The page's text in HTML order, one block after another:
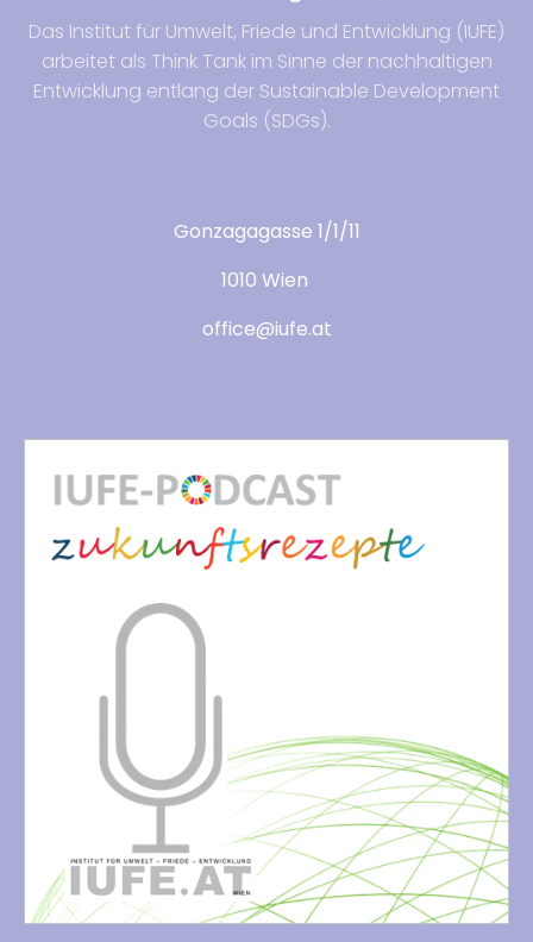
Das Institut für Umwelt, Friede und Entwicklung (IUFE)
arbeitet als Think Tank im Sinne der nachhaltigen
Entwicklung entlang der Sustainable Development
Goals (SDGs).
Gonzagagasse 1/1/11
1010 Wien
office@iufe.at